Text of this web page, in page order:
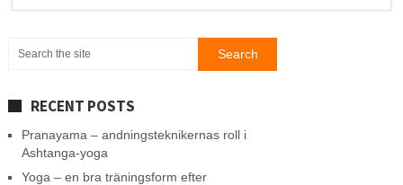
RECENT POSTS
Pranayama – andningsteknikernas roll i
Ashtanga-yoga
Yoga – en bra träningsform efter